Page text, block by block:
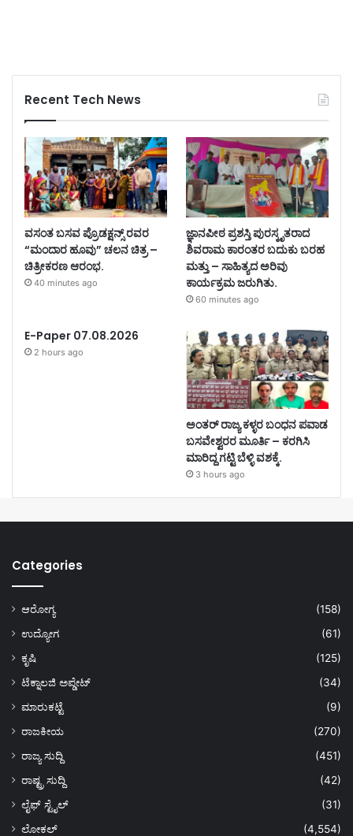
Recent Tech News
ವಸಂತ ಬಸವ ಪ್ರೊಡಕ್ಷನ್ಸ್ ರವರ
“ಮಂದಾರ ಹೂವು” ಚಲನ ಚಿತ್ರ –
ಚಿತ್ರೀಕರಣ ಆರಂಭ.
40 minutes ago
ಜ್ಞಾನಪೀಠ ಪ್ರಶಸ್ತಿ ಪುರಸ್ಕೃತರಾದ
ಶಿವರಾಮ ಕಾರಂತರ ಬದುಕು ಬರಹ
ಮತ್ತು – ಸಾಹಿತ್ಯದ ಅರಿವು
ಕಾರ್ಯಕ್ರಮ ಜರುಗಿತು.
60 minutes ago
E-Paper 07.08.2026
2 hours ago
ಅಂತರ್ ರಾಜ್ಯ ಕಳ್ಳರ ಬಂಧನ ಪವಾಡ
ಬಸವೇಶ್ವರರ ಮೂರ್ತಿ – ಕರಗಿಸಿ
ಮಾರಿದ್ದ ಗಟ್ಟಿ ಬೆಳ್ಳಿ ವಶಕ್ಕೆ.
3 hours ago
Categories
ಆರೋಗ್ಯ
(158)
ಉದ್ಯೋಗ
(61)
ಕೃಷಿ
(125)
ಟೆಕ್ನಾಲಜಿ ಅಪ್ಡೇಟ್
(34)
ಮಾರುಕಟ್ಟೆ
(9)
ರಾಜಕೀಯ
(270)
ರಾಜ್ಯ ಸುದ್ದಿ
(451)
ರಾಷ್ಟ್ರ ಸುದ್ದಿ
(42)
ಲೈಫ್ ಸ್ಟೈಲ್
(31)
ಲೋಕಲ್
(4,554)